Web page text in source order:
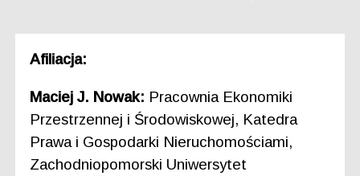
Afiliacja:
Maciej J. Nowak: Pracownia Ekonomiki
Przestrzennej i Środowiskowej, Katedra
Prawa i Gospodarki Nieruchomościami,
Zachodniopomorski Uniwersytet